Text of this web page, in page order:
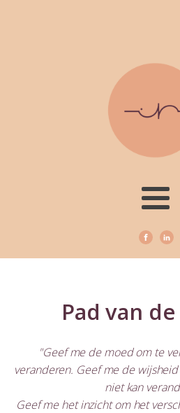
Pad van
"Geef me de moed om te
veranderen. Geef me de
niet kan
Geef me het inzicht om het